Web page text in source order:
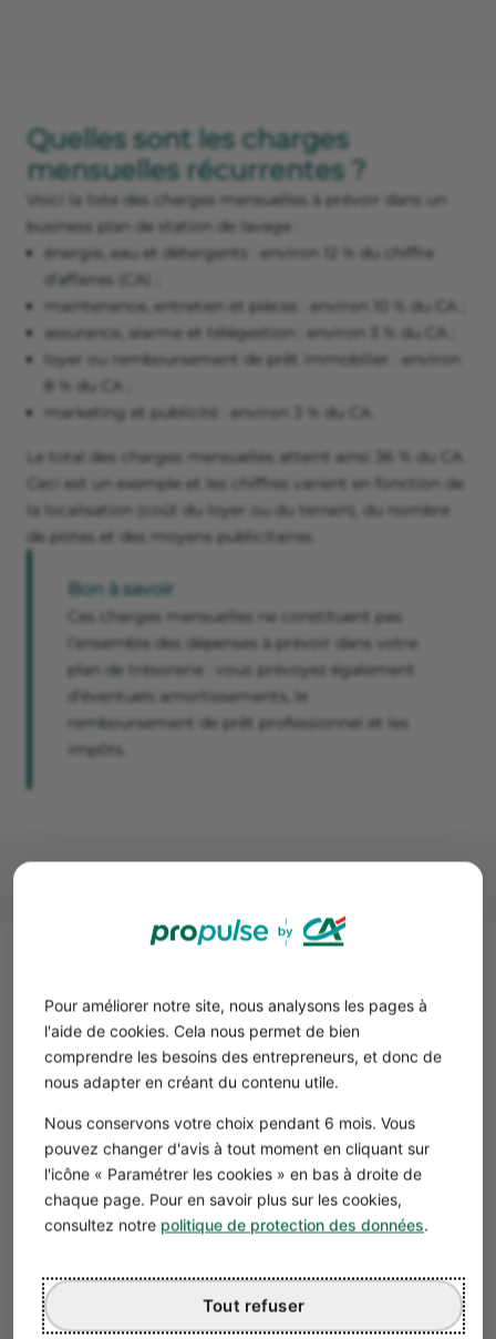
Pour améliorer notre site, nous analysons les pages à
l'aide de cookies. Cela nous permet de bien
comprendre les besoins des entrepreneurs, et donc de
nous adapter en créant du contenu utile.
Nous conservons votre choix pendant 6 mois. Vous
pouvez changer d'avis à tout moment en cliquant sur
l'icône « Paramétrer les cookies » en bas à droite de
chaque page. Pour en savoir plus sur les cookies,
consultez notre politique de protection des données.
Tout refuser
Quelles sont les charges
mensuelles récurrentes ?
Voici la liste des charges mensuelles à prévoir dans un
business plan de station de lavage :
énergie, eau et détergents : environ 12 % du chiffre
d’affaires (CA) ;
maintenance, entretien et pièces : environ 10 % du CA ;
assurance, alarme et télégestion : environ 3 % du CA ;
loyer ou remboursement de prêt immobilier : environ
8 % du CA ;
marketing et publicité : environ 3 % du CA.
Le total des charges mensuelles atteint ainsi 36 % du CA.
Ceci est un exemple et les chiffres varient en fonction de
la localisation (coût du loyer ou du terrain), du nombre
de pistes et des moyens publicitaires.
Bon à savoir
Ces charges mensuelles ne constituent pas
l’ensemble des dépenses à prévoir dans votre
plan de trésorerie : vous prévoyez également
d’éventuels amortissements, le
remboursement de prêt professionnel et les
impôts.
station de lavage
Pour apprécier la rentabilité, prenons l’exemple d’une
station de lavage avec 3 pistes haute pression et 2
aspirateurs, ouverte 7 jours sur 7 en situation semi-
urbaine. Une piste haute pression accueille 20 véhicules
chaque jour au tarif de 5€ et comptons 25 aspirations
sur chaque poste par jour au tarif de 1,5 €.
Calcul du chiffre d’affaires de la station de
Lavage haute pression : 1 800 lavages par mois (20
lavages * 3 pistes * 30 jours) soit un CA de 1 800 * 5 = 9
000 €